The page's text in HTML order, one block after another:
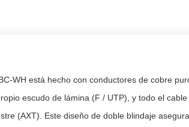
WH está hecho con conductores de cobre
escudo de lámina (F / UTP), y todo el
(AXT). Este diseño de doble blindaje